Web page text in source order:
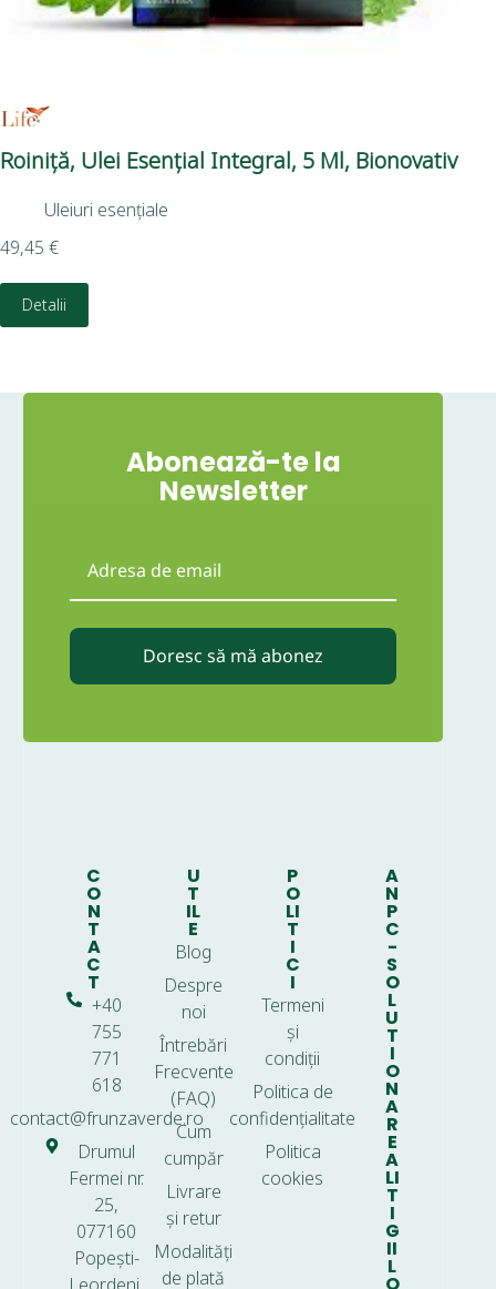
Roiniță, Ulei Esențial Integral, 5 Ml, Bionovativ
Uleiuri esențiale
49,45 €
Detalii
Abonează-te la
Newsletter
Doresc să mă abonez
C
O
N
T
A
C
T
+40
755
771
618
contact@frunzaverde.ro
Drumul
Fermei nr.
25,
077160
Popești-
U
T
IL
E
Blog
Despre
noi
Întrebări
Frecvente
(FAQ)
Cum
cumpăr
Livrare
și retur
Modalități
de plată
P
O
LI
T
I
C
I
Termeni
și
condiții
Politica de
confidențialitate
Politica
cookies
A
N
P
C
-
S
O
L
U
T
I
O
N
A
R
E
A
LI
T
I
G
II
L